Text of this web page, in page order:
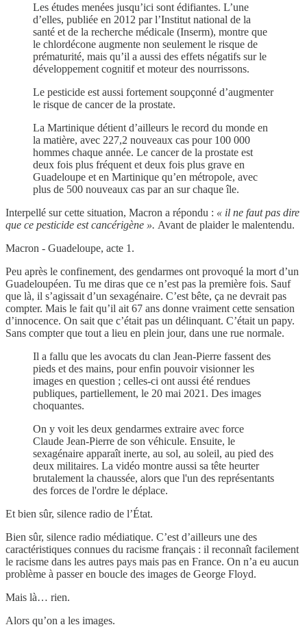
Les études menées jusqu’ici sont édifiantes. L’une
d’elles, publiée en 2012 par l’Institut national de la
santé et de la recherche médicale (Inserm), montre que
le chlordécone augmente non seulement le risque de
prématurité, mais qu’il a aussi des effets négatifs sur le
développement cognitif et moteur des nourrissons.
Le pesticide est aussi fortement soupçonné d’augmenter
le risque de cancer de la prostate.
La Martinique détient d’ailleurs le record du monde en
la matière, avec 227,2 nouveaux cas pour 100 000
hommes chaque année. Le cancer de la prostate est
deux fois plus fréquent et deux fois plus grave en
Guadeloupe et en Martinique qu’en métropole, avec
plus de 500 nouveaux cas par an sur chaque île.
Interpellé sur cette situation, Macron a répondu : « il ne faut pas dire
que ce pesticide est cancérigène ». Avant de plaider le malentendu.
Macron - Guadeloupe, acte 1.
Peu après le confinement, des gendarmes ont provoqué la mort d’un
Guadeloupéen. Tu me diras que ce n’est pas la première fois. Sauf
que là, il s’agissait d’un sexagénaire. C’est bête, ça ne devrait pas
compter. Mais le fait qu’il ait 67 ans donne vraiment cette sensation
d’innocence. On sait que c’était pas un délinquant. C’était un papy.
Sans compter que tout a lieu en plein jour, dans une rue normale.
Il a fallu que les avocats du clan Jean-Pierre fassent des
pieds et des mains, pour enfin pouvoir visionner les
images en question ; celles-ci ont aussi été rendues
publiques, partiellement, le 20 mai 2021. Des images
choquantes.
On y voit les deux gendarmes extraire avec force
Claude Jean-Pierre de son véhicule. Ensuite, le
sexagénaire apparaît inerte, au sol, au soleil, au pied des
deux militaires. La vidéo montre aussi sa tête heurter
brutalement la chaussée, alors que l'un des représentants
des forces de l'ordre le déplace.
Et bien sûr, silence radio de l’État.
Bien sûr, silence radio médiatique. C’est d’ailleurs une des
caractéristiques connues du racisme français : il reconnaît facilement
le racisme dans les autres pays mais pas en France. On n’a eu aucun
problème à passer en boucle des images de George Floyd.
Mais là… rien.
Alors qu’on a les images.